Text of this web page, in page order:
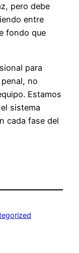
pero debe
entre
fondo que
para
no
Estamos
sistema
cada fase del